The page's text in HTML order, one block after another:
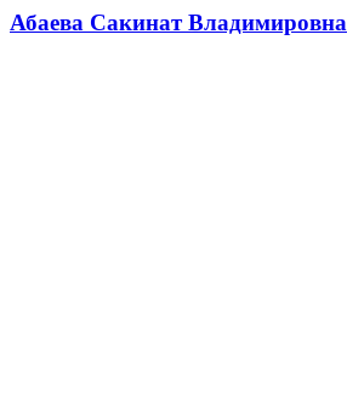
Абаева Сакинат Владимировна